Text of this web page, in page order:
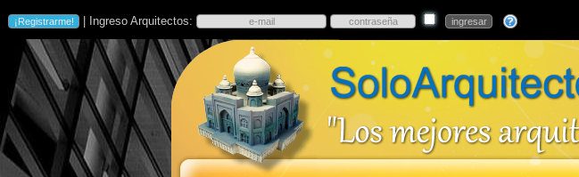
| Ingreso Arquitectos: